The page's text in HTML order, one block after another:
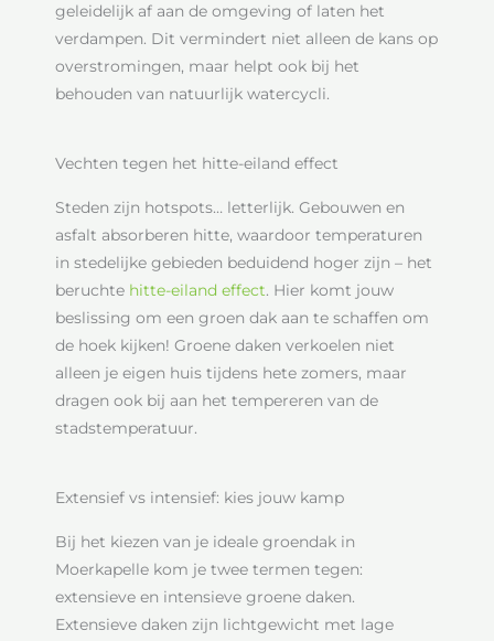
geleidelijk af aan de omgeving of laten het
verdampen. Dit vermindert niet alleen de kans op
overstromingen, maar helpt ook bij het
behouden van natuurlijk watercycli.
Vechten tegen het hitte-eiland effect
Steden zijn hotspots… letterlijk. Gebouwen en
asfalt absorberen hitte, waardoor temperaturen
in stedelijke gebieden beduidend hoger zijn – het
beruchte hitte-eiland effect. Hier komt jouw
beslissing om een groen dak aan te schaffen om
de hoek kijken! Groene daken verkoelen niet
alleen je eigen huis tijdens hete zomers, maar
dragen ook bij aan het tempereren van de
stadstemperatuur.
Extensief vs intensief: kies jouw kamp
Bij het kiezen van je ideale groendak in
Moerkapelle kom je twee termen tegen:
extensieve en intensieve groene daken.
Extensieve daken zijn lichtgewicht met lage